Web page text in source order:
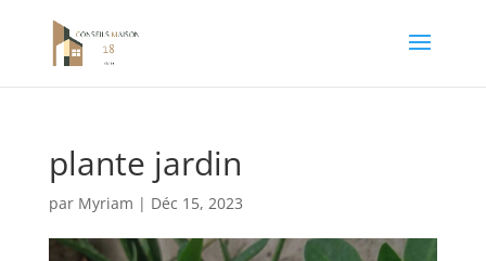
plante jardin
par Myriam | Déc 15, 2023